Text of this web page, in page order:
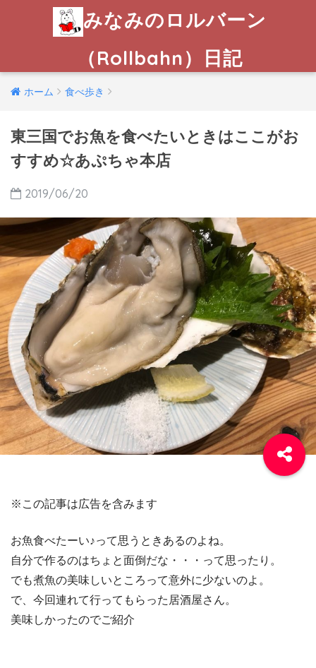
みなみのロルバーン
（Rollbahn）日記
ホーム 食べ歩き
東三国でお魚を食べたいときはここがお
すすめ☆あぷちゃ本店
2019/06/20
※この記事は広告を含みます
お魚食べたーい♪って思うときあるのよね。
自分で作るのはちょと面倒だな・・・って思ったり。
でも煮魚の美味しいところって意外に少ないのよ。
で、今回連れて行ってもらった居酒屋さん。
美味しかったのでご紹介